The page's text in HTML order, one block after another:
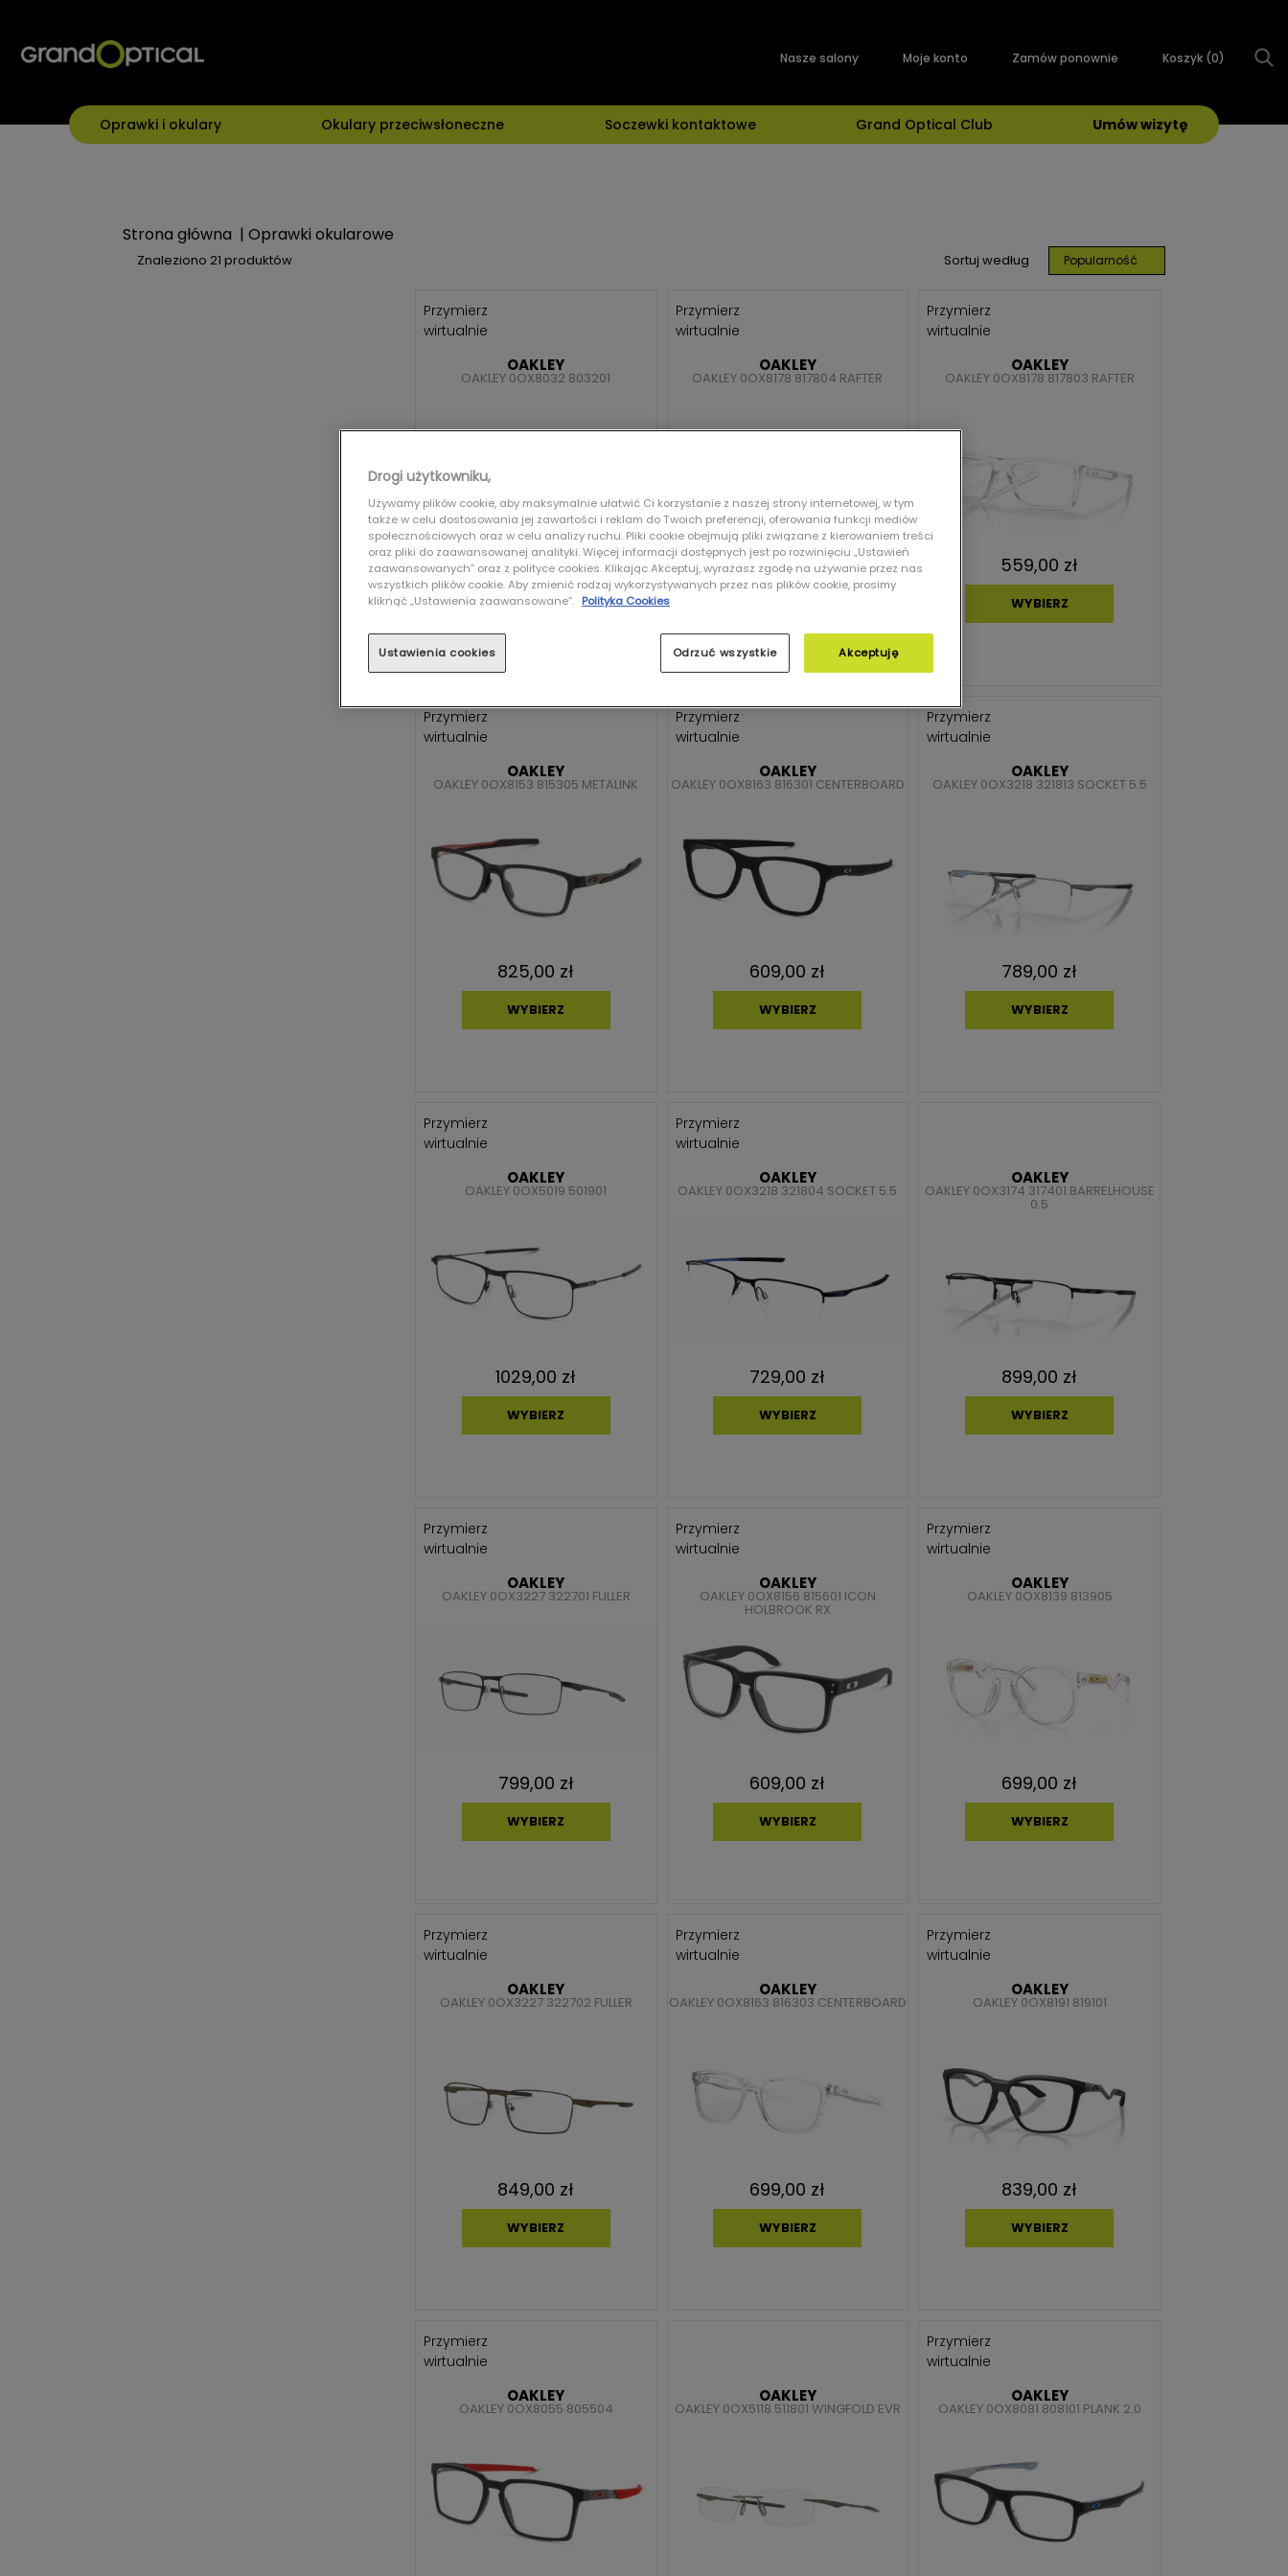
Nasze salony Moje konto Zamów ponownie Koszyk (0)
Oprawki i okulary Okulary przeciwsłoneczne Soczewki kontaktowe Grand Optical Club Umów wizytę
Strona główna | Oprawki okularowe
Znaleziono 21 produktów Sortuj według Popularność
Przymierz
wirtualnie
OAKLEY
OAKLEY 0OX8032 803201
609,00 zł
WYBIERZ
Przymierz
wirtualnie
OAKLEY
OAKLEY 0OX8178 817804 RAFTER
559,00 zł
Przymierz
wirtualnie
OAKLEY
OAKLEY 0OX8178 817803 RAFTER
559,00 zł
WYBIERZ
Przymierz
wirtualnie
OAKLEY
OAKLEY 0OX8153 815305 METALINK
825,00 zł
WYBIERZ
Przymierz
wirtualnie
OAKLEY
OAKLEY 0OX8163 816301 CENTERBOARD
609,00 zł
WYBIERZ
Przymierz
wirtualnie
OAKLEY
OAKLEY 0OX3218 321813 SOCKET 5.5
789,00 zł
WYBIERZ
Przymierz
wirtualnie
OAKLEY
OAKLEY 0OX5019 501901
1029,00 zł
WYBIERZ
Przymierz
wirtualnie
OAKLEY
OAKLEY 0OX3218 321804 SOCKET 5.5
729,00 zł
WYBIERZ
OAKLEY
OAKLEY 0OX3174 317401 BARRELHOUSE
0.5
899,00 zł
WYBIERZ
Przymierz
wirtualnie
OAKLEY
OAKLEY 0OX3227 322701 FULLER
799,00 zł
WYBIERZ
Przymierz
wirtualnie
OAKLEY
OAKLEY 0OX8156 815601 ICON
HOLBROOK RX
609,00 zł
WYBIERZ
Przymierz
wirtualnie
OAKLEY
OAKLEY 0OX8139 813905
699,00 zł
WYBIERZ
Przymierz
wirtualnie
OAKLEY
OAKLEY 0OX3227 322702 FULLER
849,00 zł
WYBIERZ
Przymierz
wirtualnie
OAKLEY
OAKLEY 0OX8163 816303 CENTERBOARD
699,00 zł
WYBIERZ
Przymierz
wirtualnie
OAKLEY
OAKLEY 0OX8191 819101
839,00 zł
WYBIERZ
Przymierz
wirtualnie
OAKLEY
OAKLEY 0OX8055 805504
OAKLEY
OAKLEY 0OX5118 511801 WINGFOLD EVR
Przymierz
wirtualnie
OAKLEY
OAKLEY 0OX8081 808101 PLANK 2.0
Drogi użytkowniku,
Używamy plików cookie, aby maksymalnie ułatwić Ci korzystanie z naszej strony internetowej, w tym
także w celu dostosowania jej zawartości i reklam do Twoich preferencji, oferowania funkcji mediów
społecznościowych oraz w celu analizy ruchu. Pliki cookie obejmują pliki związane z kierowaniem treści
oraz pliki do zaawansowanej analityki. Więcej informacji dostępnych jest po rozwinięciu „Ustawień
zaawansowanych” oraz z polityce cookies. Klikając Akceptuj, wyrażasz zgodę na używanie przez nas
wszystkich plików cookie. Aby zmienić rodzaj wykorzystywanych przez nas plików cookie, prosimy
kliknąć „Ustawienia zaawansowane”. Polityka Cookies
Ustawienia cookies Odrzuć wszystkie Akceptuję